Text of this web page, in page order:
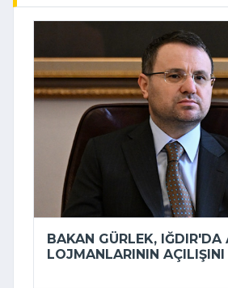
BAKAN GÜRLEK, IĞDIR'DA
LOJMANLARININ AÇILIŞINI